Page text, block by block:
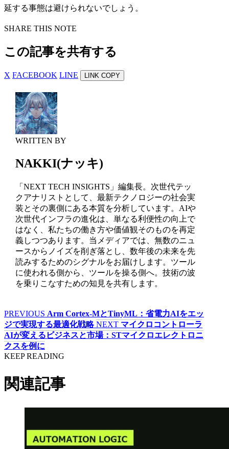
延する事態は避けられないでしょう。
SHARE THIS NOTE
この記事を共有する
X FACEBOOK LINE LINK COPY
WRITTEN BY
NAKKI(ナッキ)
「NEXT TECH INSIGHTS」編集長。次世代テッ
クアナリストとして、最新テクノロジーの社会実
装とその裏側にある本質を分析しています。AIや
次世代インフラの進化は、単なる利便性の向上で
はなく、私たちの働き方や価値観そのものを再定
義しつつあります。当メディアでは、無数のニュ
ースからノイズを削ぎ落とし、数年後の未来を先
読みするためのシグナルをお届けします。ツール
に使われる側から、ツールを操る側へ。技術の波
を乗りこなすための知見を共有します。
PREVIOUS Arm Cortex-MとTinyML：省電力AIをエッ
ジで実現する最適化戦略 NEXT マイクロコントローラ
AIが変えるビジネスと市場：STマイクロエレクトロニ
クスを例に
KEEP READING
関連記事